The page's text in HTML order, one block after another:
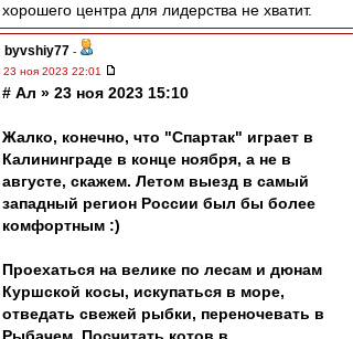
хорошего центра для лидерства не хватит.
byvshiy77 -
23 ноя 2023 22:01
# Ал » 23 ноя 2023 15:10
Жалко, конечно, что "Спартак" играет в
Калининграде в конце ноября, а не в
августе, скажем. Летом выезд в самый
западный регион России был бы более
комфортным :)
Проехаться на велике по лесам и дюнам
Куршской косы, искупаться в море,
отведать свежей рыбки, переночевать в